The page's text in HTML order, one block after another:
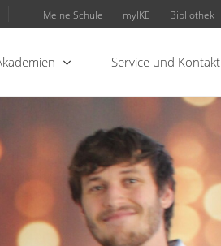
Meine Schule myIKE Bibliothek
Service und Kontakt